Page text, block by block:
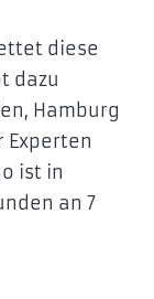
diese
dazu
Hamburg
Experten
ist in
an 7